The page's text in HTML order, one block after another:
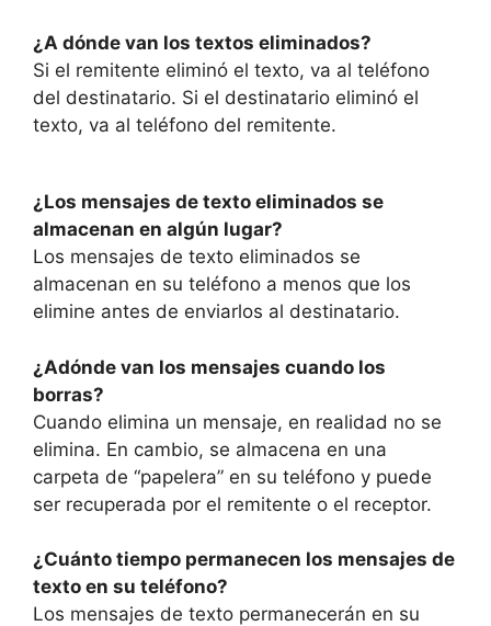
¿A dónde van los textos eliminados?
Si el remitente eliminó el texto, va al teléfono
del destinatario. Si el destinatario eliminó el
texto, va al teléfono del remitente.
¿Los mensajes de texto eliminados se
almacenan en algún lugar?
Los mensajes de texto eliminados se
almacenan en su teléfono a menos que los
elimine antes de enviarlos al destinatario.
¿Adónde van los mensajes cuando los
borras?
Cuando elimina un mensaje, en realidad no se
elimina. En cambio, se almacena en una
carpeta de “papelera” en su teléfono y puede
ser recuperada por el remitente o el receptor.
¿Cuánto tiempo permanecen los mensajes de
texto en su teléfono?
Los mensajes de texto permanecerán en su